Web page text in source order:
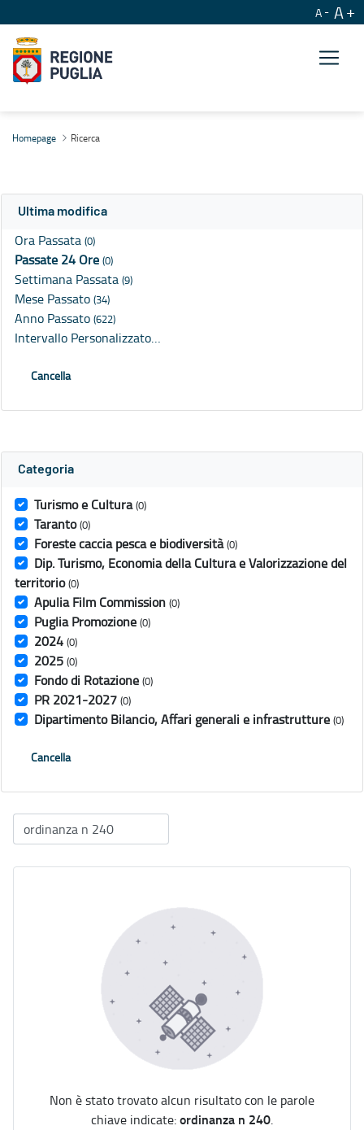
A A
Homepage Ricerca
Ultima modifica
Ora Passata (0)
Passate 24 Ore (0)
Settimana Passata (9)
Mese Passato (34)
Anno Passato (622)
Intervallo Personalizzato…
Cancella
Categoria
Turismo e Cultura (0)
Taranto (0)
Foreste caccia pesca e biodiversità (0)
Dip. Turismo, Economia della Cultura e Valorizzazione del
territorio (0)
Apulia Film Commission (0)
Puglia Promozione (0)
2024 (0)
2025 (0)
Fondo di Rotazione (0)
PR 2021-2027 (0)
Dipartimento Bilancio, Affari generali e infrastrutture (0)
Cancella
Non è stato trovato alcun risultato con le parole
chiave indicate:ordinanza n 240.